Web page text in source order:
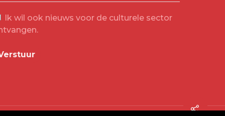
Ik wil ook nieuws voor de culturele sector